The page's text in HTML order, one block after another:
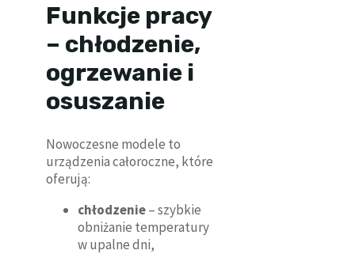
Funkcje pracy
– chłodzenie,
ogrzewanie i
osuszanie
Nowoczesne modele to
urządzenia całoroczne, które
oferują:
chłodzenie– szybkie
obniżanie temperatury
w upalne dni,